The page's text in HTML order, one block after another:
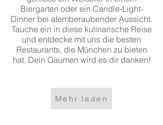
Biergarten oder ein Candle-Light-
Dinner bei atemberaubender Aussicht.
Tauche ein in diese kulinarische Reise
und entdecke mit uns die besten
Restaurants, die München zu bieten
hat. Dein Gaumen wird es dir danken!
Mehr laden